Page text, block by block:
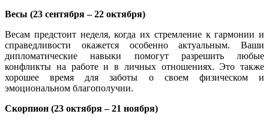
Весы (23 сентября –22 октября)
Весам предстоит неделя, когда их стремление к гармонии и
справедливости окажется особенно актуальным. Ваши
дипломатические навыки помогут разрешить любые
конфликты на работе и в личных отношениях. Это также
хорошее время для заботы о своем физическом и
эмоциональном благополучии.
Скорпион (23 октября–21 ноября)